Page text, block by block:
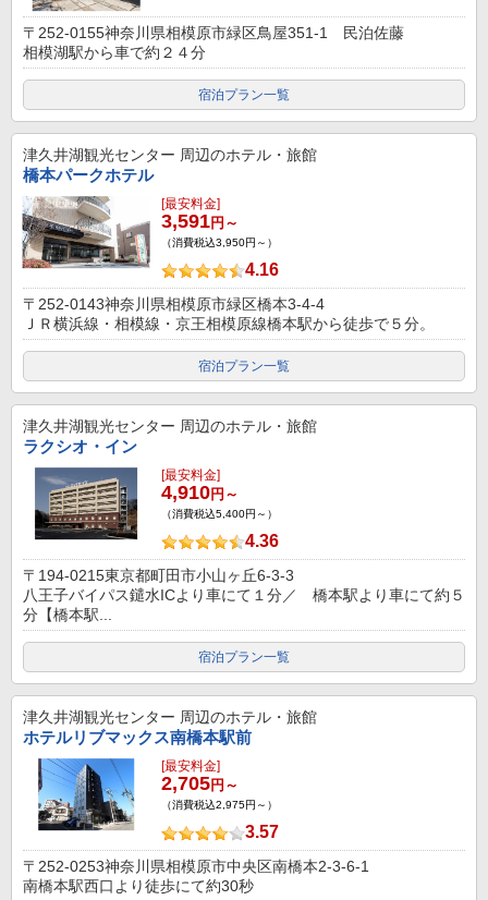
〒252-0155神奈川県相模原市緑区鳥屋351-1 民泊佐藤
相模湖駅から車で約２４分
宿泊プラン一覧
津久井湖観光センター 周辺のホテル・旅館
橋本パークホテル
[最安料金]
3,591円～
（消費税込3,950円～）
4.16
〒252-0143神奈川県相模原市緑区橋本3-4-4
ＪＲ横浜線・相模線・京王相模原線橋本駅から徒歩で５分。
宿泊プラン一覧
津久井湖観光センター 周辺のホテル・旅館
ラクシオ・イン
[最安料金]
4,910円～
（消費税込5,400円～）
4.36
〒194-0215東京都町田市小山ヶ丘6-3-3
八王子バイパス鑓水ICより車にて１分／ 橋本駅より車にて約５
分【橋本駅...
宿泊プラン一覧
津久井湖観光センター 周辺のホテル・旅館
ホテルリブマックス南橋本駅前
[最安料金]
2,705円～
（消費税込2,975円～）
3.57
〒252-0253神奈川県相模原市中央区南橋本2-3-6-1
南橋本駅西口より徒歩にて約30秒